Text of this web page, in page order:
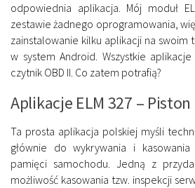
odpowiednia aplikacja. Mój moduł
zestawie żadnego oprogramowania,
zainstalowanie kilku aplikacji na swoim
w system Android. Wszystkie
czytnik OBD II. Co zatem potrafią?
Aplikacje ELM 327 – Piston
Ta prosta aplikacja polskiej myśli
głównie do wykrywania i
pamięci samochodu. Jedną z
możliwość kasowania tzw. inspekcji